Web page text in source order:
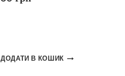
ДОДАТИ В КОШИК